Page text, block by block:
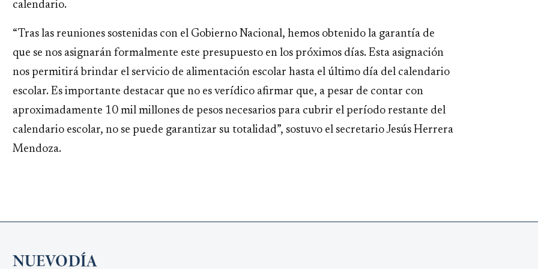
calendario.
“Tras las reuniones sostenidas con el Gobierno Nacional, hemos obtenido la garantía de
que se nos asignarán formalmente este presupuesto en los próximos días. Esta asignación
nos permitirá brindar el servicio de alimentación escolar hasta el último día del calendario
escolar. Es importante destacar que no es verídico afirmar que, a pesar de contar con
aproximadamente 10 mil millones de pesos necesarios para cubrir el período restante del
calendario escolar, no se puede garantizar su totalidad”, sostuvo el secretario Jesús Herrera
Mendoza.